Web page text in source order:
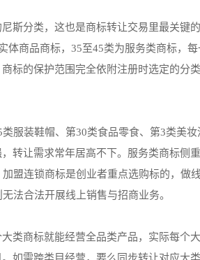
斯分类，这也是商标转让交易里最关键
体商品商标，35至45类为服务类商标，
标的保护范围完全依附注册时选定的分
服装鞋帽、第30类食品零食、第3类美
转让需求常年居高不下。服务类商标侧
盟连锁商标是创业者重点选购标的，做
法合法开展线上销售与招商业务。
类商标就能经营全品类产品，实际每个